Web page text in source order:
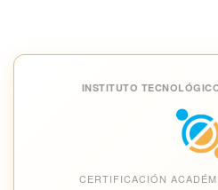
INSTITUTO
CERTIFICACIÓN